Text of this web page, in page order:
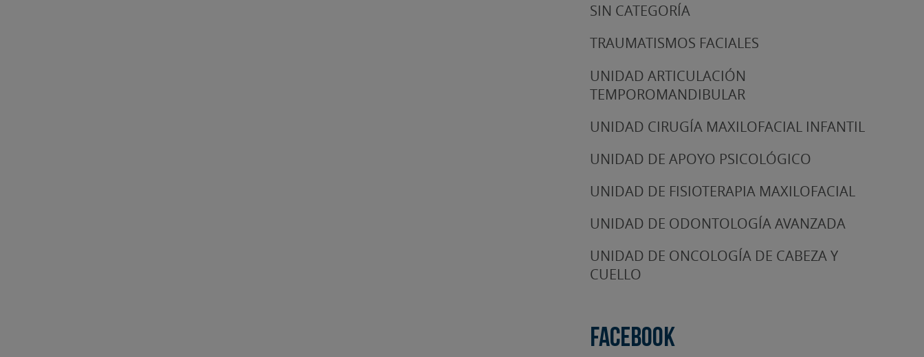
SIN CATEGORÍA
TRAUMATISMOS FACIALES
UNIDAD ARTICULACIÓN
TEMPOROMANDIBULAR
UNIDAD CIRUGÍA MAXILOFACIAL INFANTIL
UNIDAD DE APOYO PSICOLÓGICO
UNIDAD DE FISIOTERAPIA MAXILOFACIAL
UNIDAD DE ODONTOLOGÍA AVANZADA
UNIDAD DE ONCOLOGÍA DE CABEZA Y
CUELLO
Facebook